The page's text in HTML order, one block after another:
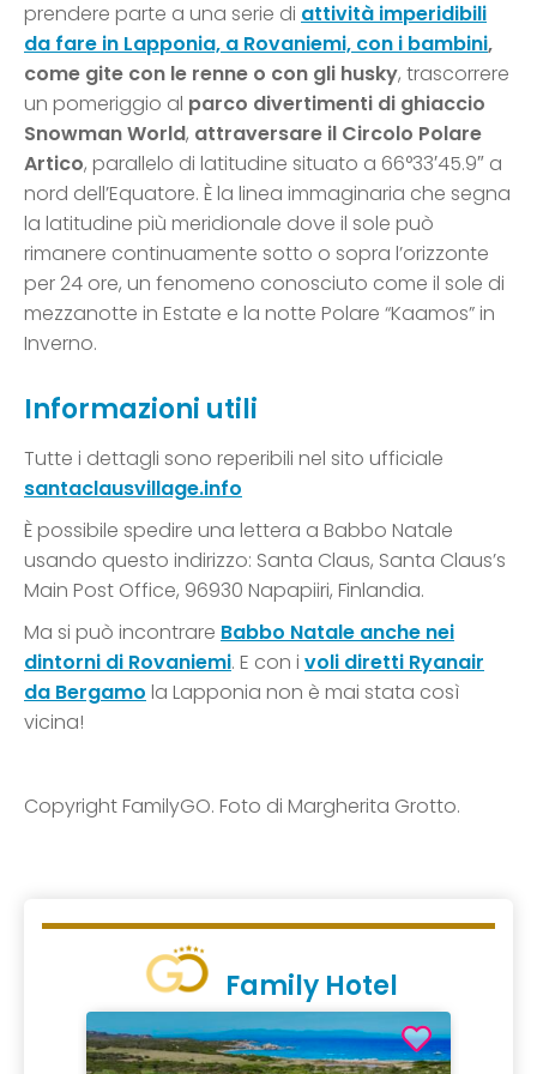
prendere parte a una serie di attività imperidibili
da fare in Lapponia, a Rovaniemi, con i bambini,
come gite con le renne o con gli husky, trascorrere
un pomeriggio al parco divertimenti di ghiaccio
Snowman World, attraversare il Circolo Polare
Artico, parallelo di latitudine situato a 66°33′45.9″ a
nord dell’Equatore. È la linea immaginaria che segna
la latitudine più meridionale dove il sole può
rimanere continuamente sotto o sopra l’orizzonte
per 24 ore, un fenomeno conosciuto come il sole di
mezzanotte in Estate e la notte Polare “Kaamos” in
Inverno.
Informazioni utili
Tutte i dettagli sono reperibili nel sito ufficiale
santaclausvillage.info
È possibile spedire una lettera a Babbo Natale
usando questo indirizzo: Santa Claus, Santa Claus’s
Main Post Office, 96930 Napapiiri, Finlandia.
Ma si può incontrare Babbo Natale anche nei
dintorni di Rovaniemi. E con i voli diretti Ryanair
da Bergamo la Lapponia non è mai stata così
vicina!
Copyright FamilyGO. Foto di Margherita Grotto.
Family Hotel